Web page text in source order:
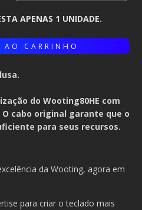
APENAS 1 UNIDADE.
do Wooting80HE com
cabo original garante que o
para seus recursos.
da Wooting, agora em
para criar o teclado mais